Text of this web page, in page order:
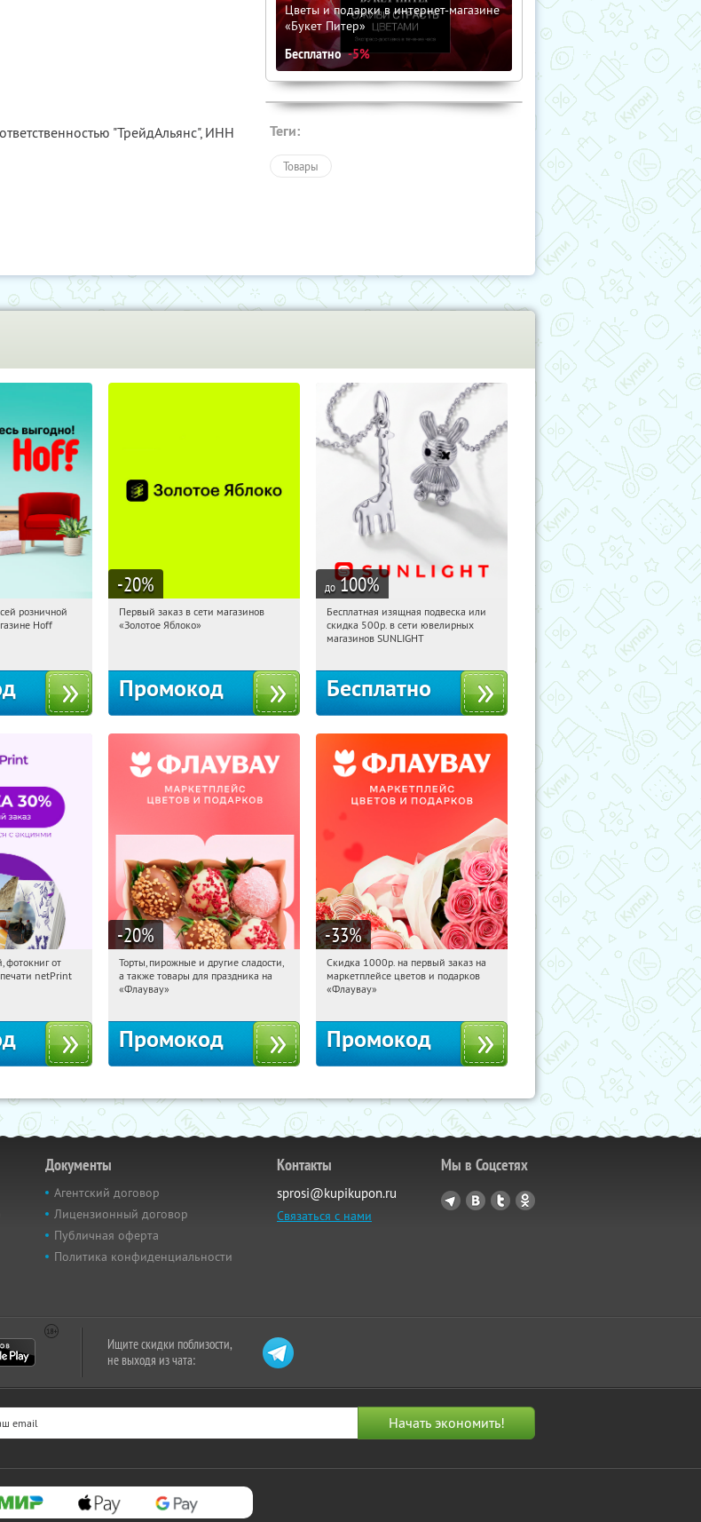
"ТрейдАльянс", ИНН
Цветы и подарки в интернет-магазине
«Букет Питер»
Бесплатно -5%
Теги:
Товары
Получили:
розничной
Hoff
-20%
17:59:02
Получи первым!
Первый заказ в сети магазинов
«Золотое Яблоко»
Промокод
до 100%
17:59:02 Получили:
Россия
Бесплатная изящная подвеска или
скидка 500р. в сети ювелирных
магазинов SUNLIGHT
Бесплатно
Получили:
фотокниг от
netPrint
-20%
17:59:02 Получили:
Россия
Торты, пирожные и другие сладости,
а также товары для праздника на
«Флаувау»
Промокод
-33%
17:59:02 Получили:
Россия
Скидка 1000р. на первый заказ на
маркетплейсе цветов и подарков
«Флаувау»
Промокод
Документы
Агентский договор
Лицензионный договор
Публичная оферта
Политика конфиденциальности
Контакты
sprosi@kupikupon.ru
Связаться с нами
Мы в Соцсетях
Ищите скидки поблизости,
не выходя из чата: